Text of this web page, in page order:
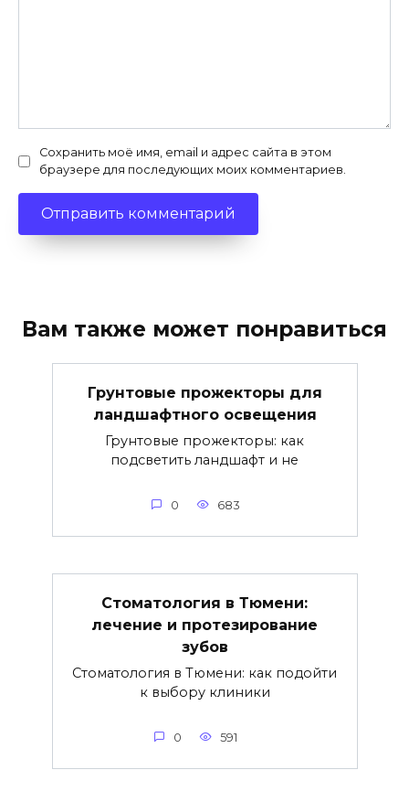
Сохранить моё имя, email и адрес сайта в этом
браузере для последующих моих комментариев.
Вам также может понравиться
Грунтовые прожекторы для
ландшафтного освещения
Грунтовые прожекторы: как
подсветить ландшафт и не
0 683
Стоматология в Тюмени:
лечение и протезирование
зубов
Стоматология в Тюмени: как подойти
к выбору клиники
0 591